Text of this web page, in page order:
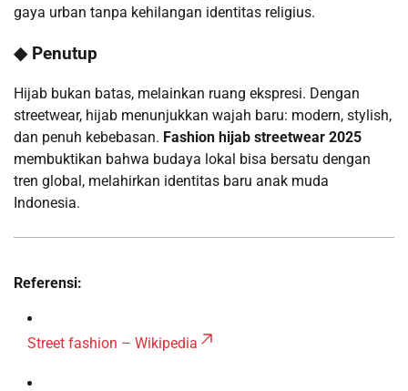
gaya urban tanpa kehilangan identitas religius.
◆ Penutup
Hijab bukan batas, melainkan ruang ekspresi. Dengan
streetwear, hijab menunjukkan wajah baru: modern, stylish,
dan penuh kebebasan. Fashion hijab streetwear 2025
membuktikan bahwa budaya lokal bisa bersatu dengan
tren global, melahirkan identitas baru anak muda
Indonesia.
Referensi:
Street fashion – Wikipedia